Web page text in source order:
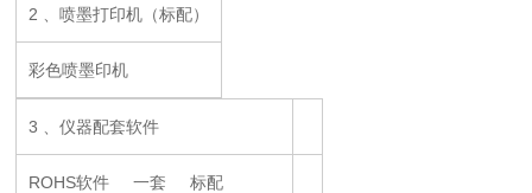
2 、喷墨打印机（标配）
彩色喷墨印机
3 、仪器配套软件
ROHS软件 一套 标配